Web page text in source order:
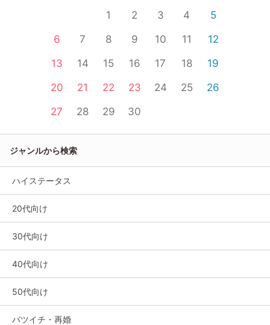
1 2 3 4
5
6
7 8 9 10 11
12
13
14 15 16 17 18
19
20
21 22 23 24 25
26
27
28 29 30
ジャンルから検索
ハイステータス
20代向け
30代向け
40代向け
50代向け
バツイチ・再婚